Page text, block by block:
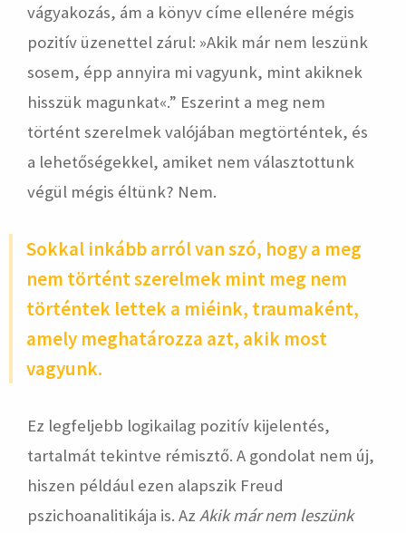
vágyakozás, ám a könyv címe ellenére mégis
pozitív üzenettel zárul: »Akik már nem leszünk
sosem, épp annyira mi vagyunk, mint akiknek
hisszük magunkat«.” Eszerint a meg nem
történt szerelmek valójában megtörténtek, és
a lehetőségekkel, amiket nem választottunk
végül mégis éltünk? Nem.
Sokkal inkább arról van szó, hogy a meg
nem történt szerelmek mint meg nem
történtek lettek a miéink, traumaként,
amely meghatározza azt, akik most
vagyunk.
Ez legfeljebb logikailag pozitív kijelentés,
tartalmát tekintve rémisztő. A gondolat nem új,
hiszen például ezen alapszik Freud
pszichoanalitikája is. Az Akik már nem leszünk